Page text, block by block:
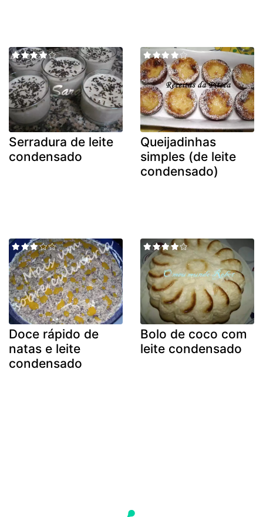
Serradura de leite
condensado
Queijadinhas
simples (de leite
condensado)
Doce rápido de
natas e leite
condensado
Bolo de coco com
leite condensado